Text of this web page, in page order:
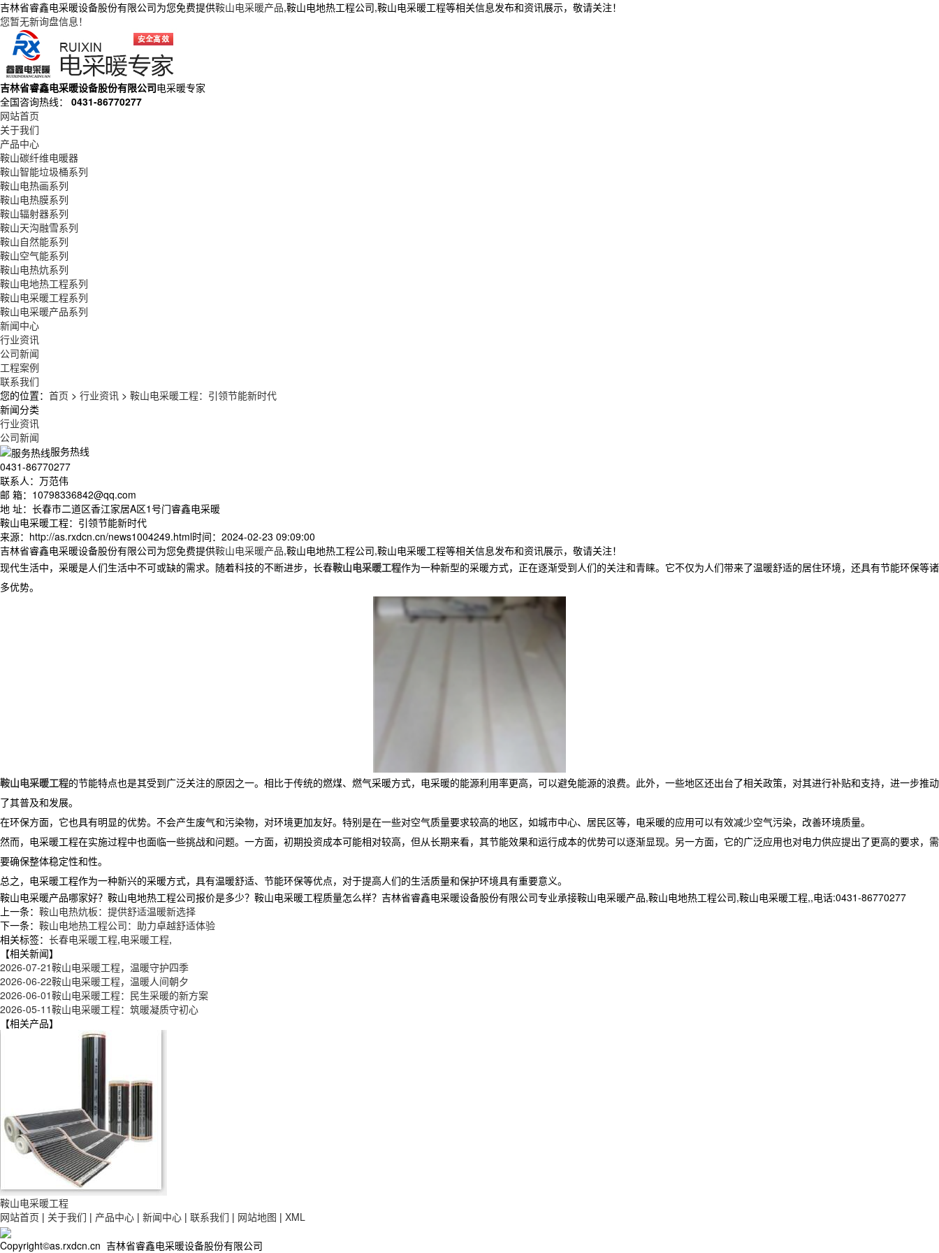
吉林省睿鑫电采暖设备股份有限公司为您免费提供鞍山电采暖产品,鞍山电地热工程公司,鞍山电采暖工程等相关信息发布和资讯展示，敬请关注！
您暂无新询盘信息！
吉林省睿鑫电采暖设备股份有限公司电采暖专家
全国咨询热线：
0431-86770277
网站首页
关于我们
产品中心
鞍山碳纤维电暖器
鞍山智能垃圾桶系列
鞍山电热画系列
鞍山电热膜系列
鞍山辐射器系列
鞍山天沟融雪系列
鞍山自然能系列
鞍山空气能系列
鞍山电热炕系列
鞍山电地热工程系列
鞍山电采暖工程系列
鞍山电采暖产品系列
新闻中心
行业资讯
公司新闻
工程案例
联系我们
您的位置： 首页 > 行业资讯 > 鞍山电采暖工程：引领节能新时代
新闻分类
行业资讯
公司新闻
服务热线
0431-86770277
联系人：万范伟
邮 箱：10798336842@qq.com
地 址：长春市二道区香江家居A区1号门睿鑫电采暖
鞍山电采暖工程：引领节能新时代
来源：http://as.rxdcn.cn/news1004249.html时间：2024-02-23 09:09:00
吉林省睿鑫电采暖设备股份有限公司为您免费提供鞍山电采暖产品,鞍山电地热工程公司,鞍山电采暖工程等相关信息发布和资讯展示，敬请关注！
现代生活中，采暖是人们生活中不可或缺的需求。随着科技的不断进步，长春鞍山电采暖工程作为一种新型的采暖方式，正在逐渐受到人们的关注和青睐。它不仅为人们带来了温暖舒适的居住环境，还具有节能环保等诸
多优势。
鞍山电采暖工程的节能特点也是其受到广泛关注的原因之一。相比于传统的燃煤、燃气采暖方式，电采暖的能源利用率更高，可以避免能源的浪费。此外，一些地区还出台了相关政策，对其进行补贴和支持，进一步推动
了其普及和发展。
在环保方面，它也具有明显的优势。不会产生废气和污染物，对环境更加友好。特别是在一些对空气质量要求较高的地区，如城市中心、居民区等，电采暖的应用可以有效减少空气污染，改善环境质量。
然而，电采暖工程在实施过程中也面临一些挑战和问题。一方面，初期投资成本可能相对较高，但从长期来看，其节能效果和运行成本的优势可以逐渐显现。另一方面，它的广泛应用也对电力供应提出了更高的要求，需
要确保整体稳定性和性。
总之，电采暖工程作为一种新兴的采暖方式，具有温暖舒适、节能环保等优点，对于提高人们的生活质量和保护环境具有重要意义。
鞍山电采暖产品哪家好？鞍山电地热工程公司报价是多少？鞍山电采暖工程质量怎么样？吉林省睿鑫电采暖设备股份有限公司专业承接鞍山电采暖产品,鞍山电地热工程公司,鞍山电采暖工程,,电话:0431-86770277
上一条： 鞍山电热炕板：提供舒适温暖新选择
下一条： 鞍山电地热工程公司：助力卓越舒适体验
相关标签： 长春电采暖工程,电采暖工程,
【相关新闻】
2026-07-21鞍山电采暖工程，温暖守护四季
2026-06-22鞍山电采暖工程，温暖人间朝夕
2026-06-01鞍山电采暖工程：民生采暖的新方案
2026-05-11鞍山电采暖工程：筑暖凝质守初心
【相关产品】
鞍山电采暖工程
网站首页 | 关于我们 | 产品中心 | 新闻中心 | 联系我们 | 网站地图 | XML
Copyright©as.rxdcn.cn 吉林省睿鑫电采暖设备股份有限公司